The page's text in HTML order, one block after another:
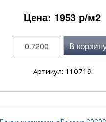
Цена: 1953 р/м2
В
Артикул: 110719